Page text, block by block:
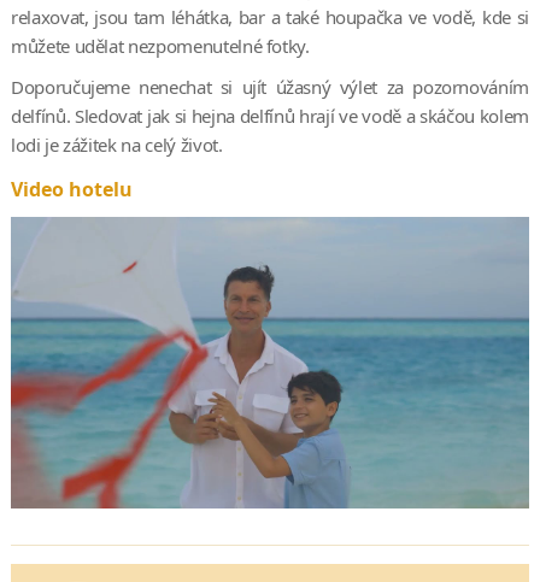
relaxovat, jsou tam léhátka, bar a také houpačka ve vodě, kde si
můžete udělat nezpomenutelné fotky.
Doporučujeme nenechat si ujít úžasný výlet za pozornováním
delfínů. Sledovat jak si hejna delfínů hrají ve vodě a skáčou kolem
lodi je zážitek na celý život.
Video hotelu